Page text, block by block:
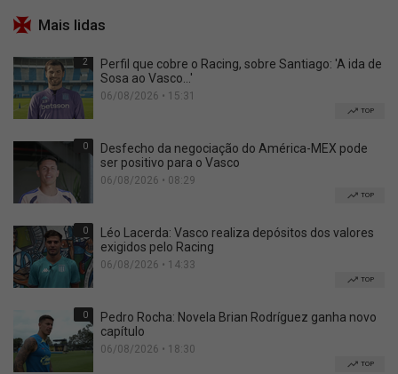
Mais lidas
2
Perfil que cobre o Racing, sobre Santiago: 'A ida de
Sosa ao Vasco...'
06/08/2026 • 15:31
TOP
0
Desfecho da negociação do América-MEX pode
ser positivo para o Vasco
06/08/2026 • 08:29
TOP
0
Léo Lacerda: Vasco realiza depósitos dos valores
exigidos pelo Racing
06/08/2026 • 14:33
TOP
0
Pedro Rocha: Novela Brian Rodríguez ganha novo
capítulo
06/08/2026 • 18:30
TOP